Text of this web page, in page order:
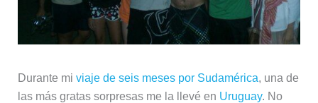
Durante mi viaje de seis meses por Sudamérica, una de
las más gratas sorpresas me la llevé en Uruguay. No